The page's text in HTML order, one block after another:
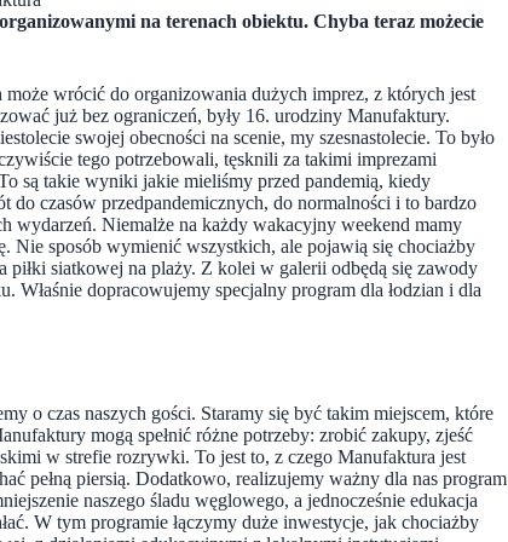
na terenach obiektu. Chyba teraz możecie
wrócić do organizowania dużych imprez, z których jest
już bez ograniczeń, były 16. urodziny Manufaktury.
swojej obecności na scenie, my szesnastolecie. To było
tego potrzebowali, tęsknili za takimi imprezami
są takie wyniki jakie mieliśmy przed pandemią, kiedy
czasów przedpandemicznych, do normalności i to bardzo
wydarzeń. Niemalże na każdy wakacyjny weekend mamy
Nie sposób wymienić wszystkich, ale pojawią się chociażby
siatkowej na plaży. Z kolei w galerii odbędą się zawody
Właśnie dopracowujemy specjalny program dla łodzian i dla
o czas naszych gości. Staramy się być takim miejscem, które
mogą spełnić różne potrzeby: zrobić zakupy, zjeść
w strefie rozrywki. To jest to, z czego Manufaktura jest
pełną piersią. Dodatkowo, realizujemy ważny dla nas program
naszego śladu węglowego, a jednocześnie edukacja
W tym programie łączymy duże inwestycje, jak chociażby